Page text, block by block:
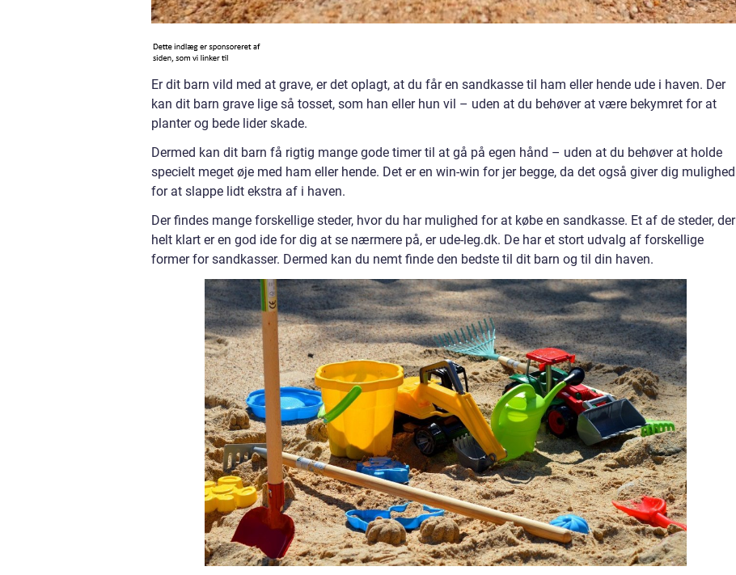
Er dit barn vild med at grave, er det oplagt, at du får en sandkasse til ham eller hende ude i haven. Der
kan dit barn grave lige så tosset, som han eller hun vil – uden at du behøver at være bekymret for at
planter og bede lider skade.
Dermed kan dit barn få rigtig mange gode timer til at gå på egen hånd – uden at du behøver at holde
specielt meget øje med ham eller hende. Det er en win-win for jer begge, da det også giver dig mulighed
for at slappe lidt ekstra af i haven.
Der findes mange forskellige steder, hvor du har mulighed for at købe en sandkasse. Et af de steder, der
helt klart er en god ide for dig at se nærmere på, er ude-leg.dk. De har et stort udvalg af forskellige
former for sandkasser. Dermed kan du nemt finde den bedste til dit barn og til din haven.